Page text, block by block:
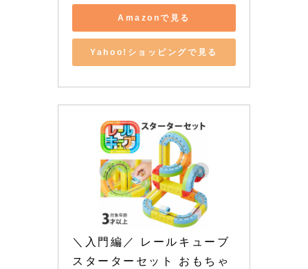
Amazonで見る
Yahoo!ショッピングで見る
＼入門編／ レールキューブ
スターターセット おもちゃ